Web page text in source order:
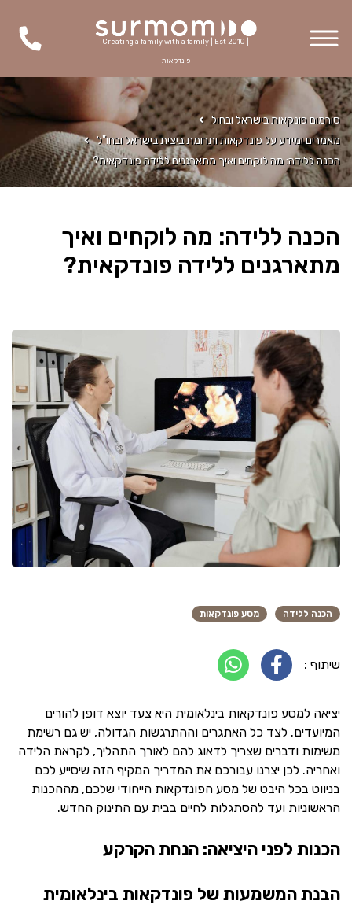
Creating a family with a family | Est 2010 |
פונדקאות
סורמום פונקאות בישראל ובחול
מאמרים ומידע על פונדקאות ותרומת ביצית בישראל ובחו"ל
הכנה ללידה: מה לוקחים ואיך מתארגנים ללידה פונדקאית?
הכנה ללידה: מה לוקחים ואיך
מתארגנים ללידה פונדקאית?
הכנה ללידה מסע פונדקאות
שיתוף :
יציאה למסע פונדקאות בינלאומית היא צעד יוצא דופן להורים
המיועדים. לצד כל האתגרים וההתרגשות הגדולה, יש גם רשימת
משימות ודברים שצריך לדאוג להם לאורך התהליך, לקראת הלידה
ואחריה. לכן יצרנו עבורכם את המדריך המקיף הזה שיסייע לכם
בניווט בכל היבט של מסע הפונדקאות הייחודי שלכם, מההכנות
הראשוניות ועד להסתגלות לחיים בבית עם התינוק החדש.
הכנות לפני היציאה: הנחת הקרקע
הבנת המשמעות של פונדקאות בינלאומית